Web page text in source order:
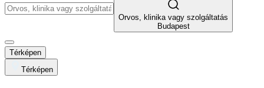
Orvos, klinika vagy szolgáltatás
Budapest
Térképen
Térképen